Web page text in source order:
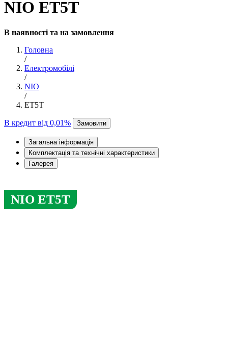
NIO ET5T
В наявності та на замовлення
Головна
/
Електромобілі
/
NIO
/
ET5T
В кредит від 0,01% Замовити
Загальна інформація
Комплектація та технічні характеристики
Галерея
NIO ET5T